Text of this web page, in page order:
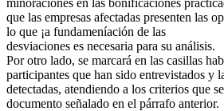
que las empresas afectadas presenten las
lo que ¡a fundameníación de las
desviaciones es necesaria para su análisis.
Por otro lado, se marcará en las casillas
participantes que han sido entrevistados y
detectadas, atendiendo a los criterios que
documento señalado en el párrafo anterior.